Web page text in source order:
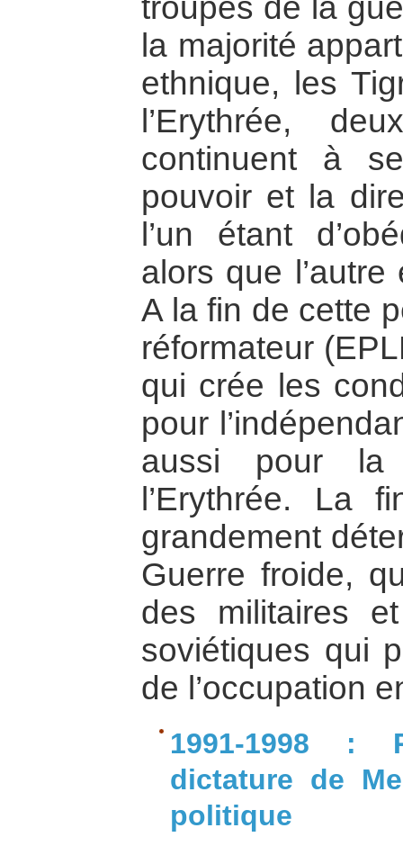
troupes de la
la majorité
ethnique, les
l’Erythrée,
continuent à
pouvoir et la
l’un étant
alors que
A la fin de cette
réformateur
qui crée les
pour
aussi pour
l’Erythrée. La
grandement
Guerre froide,
des militaires
soviétiques qui
de l’occupation
1991-1998 :
dictature de
politique